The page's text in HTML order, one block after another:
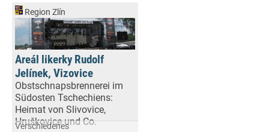
Region Zlín
Areál likerky Rudolf
Jelínek, Vizovice
Obstschnapsbrennerei im
Südosten Tschechiens:
Heimat von Slivovice,
Hruškovice und Co.
Verschiedenes